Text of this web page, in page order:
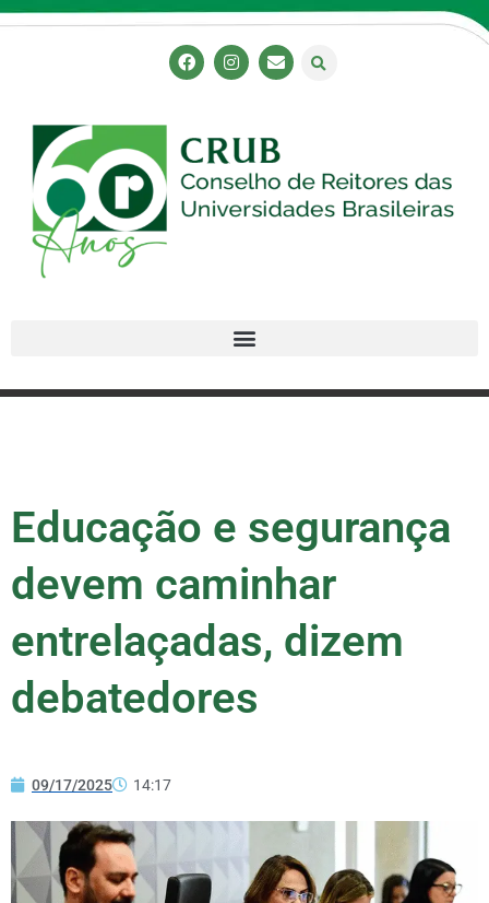
Educação e segurança
devem caminhar
entrelaçadas, dizem
debatedores
09/17/2025 14:17